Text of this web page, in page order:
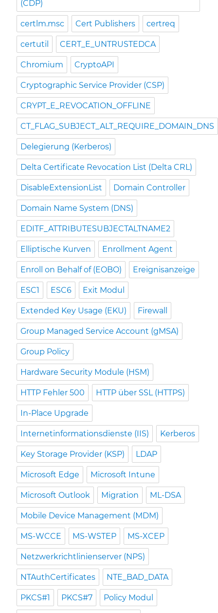
(CDP)
certlm.msc Cert Publishers certreq
certutil CERT_E_UNTRUSTEDCA
Chromium CryptoAPI
Cryptographic Service Provider (CSP)
CRYPT_E_REVOCATION_OFFLINE
CT_FLAG_SUBJECT_ALT_REQUIRE_DOMAIN_DNS
Delegierung (Kerberos)
Delta Certificate Revocation List (Delta CRL)
DisableExtensionList Domain Controller
Domain Name System (DNS)
EDITF_ATTRIBUTESUBJECTALTNAME2
Elliptische Kurven Enrollment Agent
Enroll on Behalf of (EOBO) Ereignisanzeige
ESC1 ESC6 Exit Modul
Extended Key Usage (EKU) Firewall
Group Managed Service Account (gMSA)
Group Policy
Hardware Security Module (HSM)
HTTP Fehler 500 HTTP über SSL (HTTPS)
In-Place Upgrade
Internetinformationsdienste (IIS) Kerberos
Key Storage Provider (KSP) LDAP
Microsoft Edge Microsoft Intune
Microsoft Outlook Migration ML-DSA
Mobile Device Management (MDM)
MS-WCCE MS-WSTEP MS-XCEP
Netzwerkrichtlinienserver (NPS)
NTAuthCertificates NTE_BAD_DATA
PKCS#1 PKCS#7 Policy Modul